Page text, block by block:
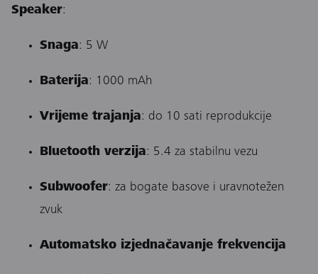
Speaker:
Snaga: 5 W
Baterija: 1000 mAh
Vrijeme trajanja: do 10 sati reprodukcije
Bluetooth verzija: 5.4 za stabilnu vezu
Subwoofer: za bogate basove i uravnotežen
zvuk
Automatsko izjednačavanje frekvencija